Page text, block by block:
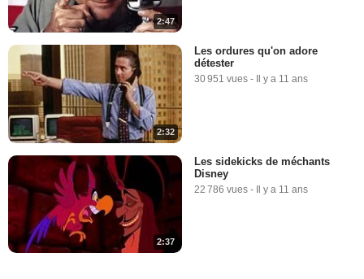
2:47
2:32
Les ordures qu'on adore
détester
30 951 vues - Il y a 11 ans
2:37
Les sidekicks de méchants
Disney
22 786 vues - Il y a 11 ans